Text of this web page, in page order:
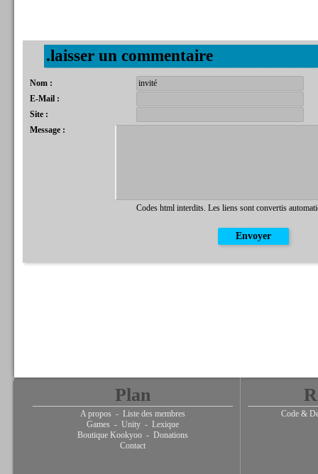
.laisser un commentaire
Nom :
E-Mail :
Site :
Message :
Codes html interdits. Les liens sont convertis
Plan
A propos - Liste des membres
Games - Unity - Lexique
Boutique Kookyoo - Donations
Contact
Code &